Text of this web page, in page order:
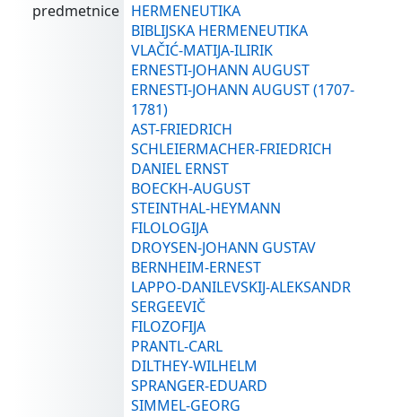
predmetnice
HERMENEUTIKA
BIBLIJSKA HERMENEUTIKA
VLAČIĆ-MATIJA-ILIRIK
ERNESTI-JOHANN AUGUST
ERNESTI-JOHANN AUGUST (1707-
1781)
AST-FRIEDRICH
SCHLEIERMACHER-FRIEDRICH
DANIEL ERNST
BOECKH-AUGUST
STEINTHAL-HEYMANN
FILOLOGIJA
DROYSEN-JOHANN GUSTAV
BERNHEIM-ERNEST
LAPPO-DANILEVSKIJ-ALEKSANDR
SERGEEVIČ
FILOZOFIJA
PRANTL-CARL
DILTHEY-WILHELM
SPRANGER-EDUARD
SIMMEL-GEORG